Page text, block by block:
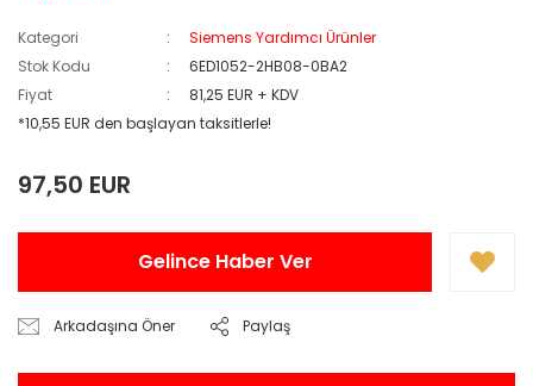
Kategori
Siemens Yardımcı Ürünler
Stok Kodu
6ED1052-2HB08-0BA2
Fiyat
81,25 EUR + KDV
*10,55 EUR den başlayan taksitlerle!
97,50 EUR
Gelince Haber Ver
Arkadaşına Öner Paylaş